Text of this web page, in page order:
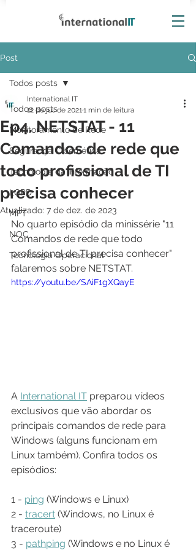
Post
Todos posts
Monitoramento de Rede
Segurança Cibernética
Tecnologia da Informação
LGPD
MFT
NOC
Tecnologia Operacional
Todos posts
Ep4. NETSTAT - 11
Comandos de rede que
todo profissional de TI
precisa conhecer
International IT
12 de jul. de 20211 min de leitura
Atualizado: 7 de dez. de 2023
No quarto episódio da minissérie "11
Comandos de rede que todo
profissional de TI precisa conhecer"
falaremos sobre NETSTAT.
https://youtu.be/SAiF1gXQayE
A International IT preparou vídeos
exclusivos que vão abordar os
principais comandos de rede para
Windows (alguns funcionam em
Linux também). Confira todos os
episódios:
1 - ping (Windows e Linux)
2 - tracert (Windows, no Linux é
traceroute)
3 - pathping (Windows e no Linux é